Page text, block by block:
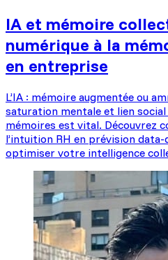
IA et mémoire
numérique à la
en entreprise
L’IA : mémoire augmentée ou
saturation mentale et lien social
mémoires est vital. Découvrez
l’intuition RH en prévision
optimiser votre intelligence